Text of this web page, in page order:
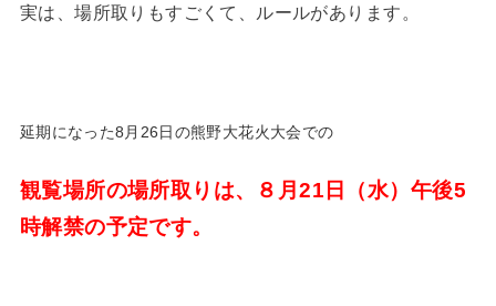
実は、場所取りもすごくて、ルールがあります。
延期になった8月26日の熊野大花火大会での
観覧場所の場所取りは、８月21日（水）午後5
時解禁の予定です。